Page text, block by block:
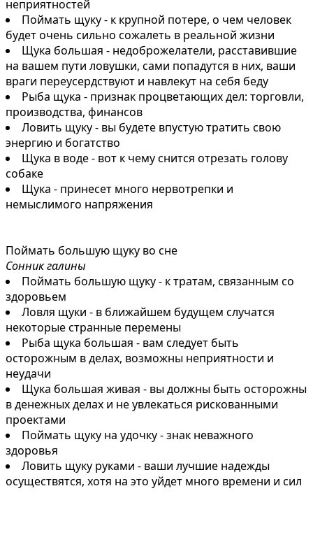
неприятностей
Поймать щуку - к крупной потере, о чем человек
будет очень сильно сожалеть в реальной жизни
Щука большая - недоброжелатели, расставившие
на вашем пути ловушки, сами попадутся в них, ваши
враги переусердствуют и навлекут на себя беду
Рыба щука - признак процветающих дел: торговли,
производства, финансов
Ловить щуку - вы будете впустую тратить свою
энергию и богатство
Щука в воде - вот к чему снится отрезать голову
собаке
Щука - принесет много нервотрепки и
немыслимого напряжения
Поймать большую щуку во сне
Сонник галины
Поймать большую щуку - к тратам, связанным со
здоровьем
Ловля щуки - в ближайшем будущем случатся
некоторые странные перемены
Рыба щука большая - вам следует быть
осторожным в делах, возможны неприятности и
неудачи
Щука большая живая - вы должны быть осторожны
в денежных делах и не увлекаться рискованными
проектами
Поймать щуку на удочку - знак неважного
здоровья
Ловить щуку руками - ваши лучшие надежды
осуществятся, хотя на это уйдет много времени и сил